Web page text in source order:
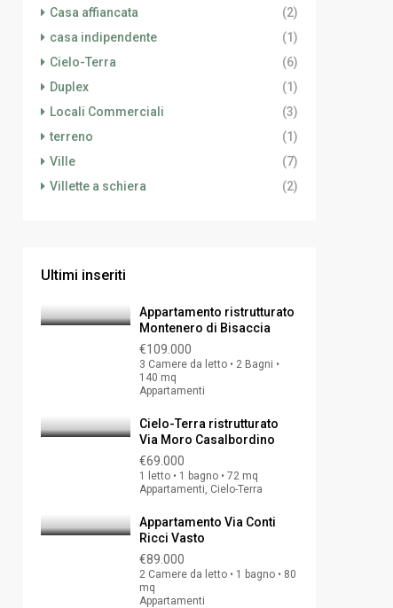
Casa affiancata
(2)
casa indipendente
(1)
Cielo-Terra
(6)
Duplex
(1)
Locali Commerciali
(3)
terreno
(1)
Ville
(7)
Villette a schiera
(2)
Ultimi inseriti
Appartamento ristrutturato
Montenero di Bisaccia
€109.000
3 Camere da letto • 2 Bagni •
140 mq
Appartamenti
Cielo-Terra ristrutturato
Via Moro Casalbordino
€69.000
1 letto • 1 bagno • 72 mq
Appartamenti, Cielo-Terra
Appartamento Via Conti
Ricci Vasto
€89.000
2 Camere da letto • 1 bagno • 80
mq
Appartamenti